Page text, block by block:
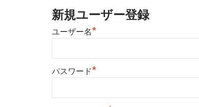
新規ユーザー登録
ユーザー名*
パスワード*